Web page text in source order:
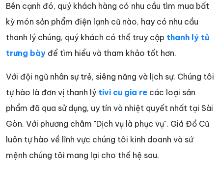
Bên cạnh đó, quý khách hàng có nhu cầu tìm mua bất
kỳ món sản phẩm điện lạnh cũ nào, hay có nhu cầu
thanh lý chúng, quý khách có thể truy cập thanh lý tủ
trưng bày để tìm hiểu và tham khảo tốt hơn.
Với đội ngũ nhân sự trẻ, siêng năng và lịch sự. Chúng tôi
tự hào là đơn vị thanh lý tivi cu gia re các loại sản
phẩm đã qua sử dụng, uy tín và nhiệt quyết nhất tại Sài
Gòn. Với phương châm "Dịch vụ là phục vụ". Giá Đồ Cũ
luôn tự hào về lĩnh vực chúng tôi kinh doanh và sứ
mệnh chúng tôi mang lại cho thế hệ sau.